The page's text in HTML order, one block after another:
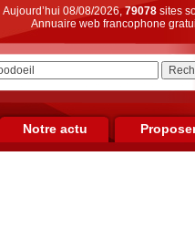
Aujourd’hui 08/08/2026,79078sites
Annuaire web francophone
Notre actu